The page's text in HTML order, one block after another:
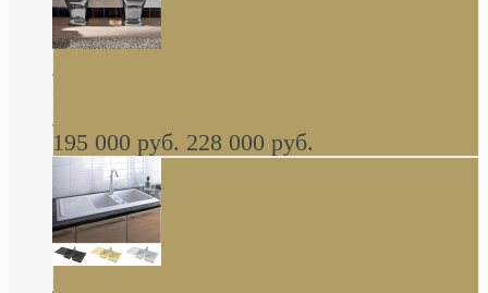
Butterfly Scarabeo КОМПЛЕКТ санфаянса
глянцевая платина В НАЛИЧИИ
195 000 руб. 228 000 руб.